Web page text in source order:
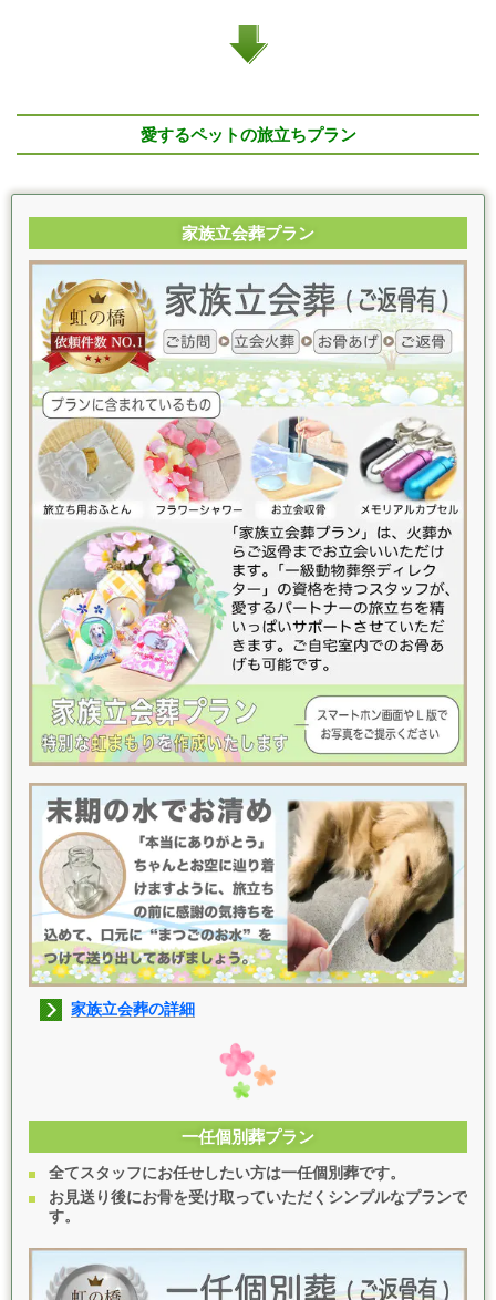
愛するペットの旅立ちプラン
家族立会葬プラン
家族立会葬の詳細
一任個別葬プラン
全てスタッフにお任せしたい方は一任個別葬です。
お見送り後にお骨を受け取っていただくシンプルなプランで
す。